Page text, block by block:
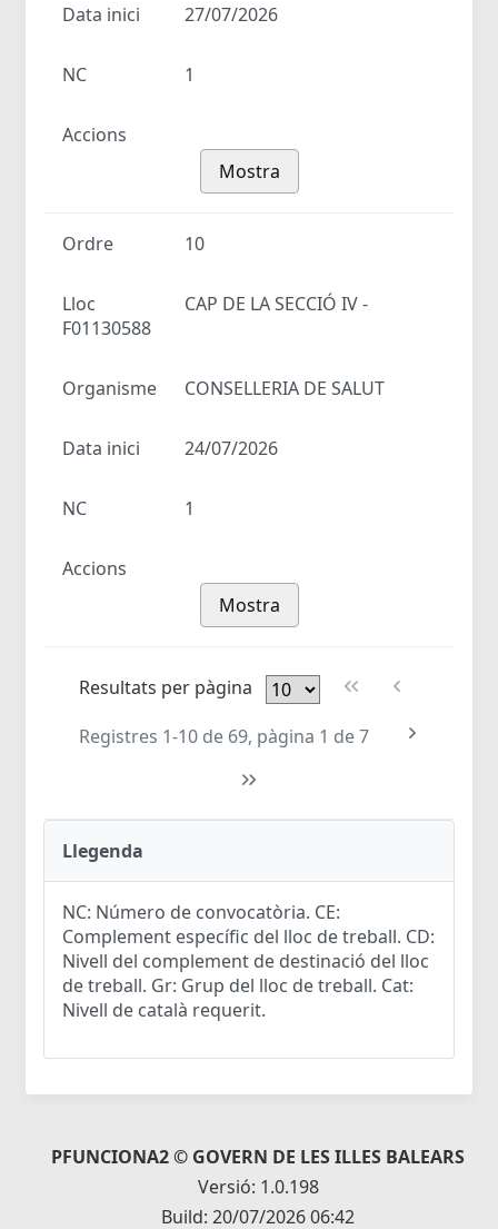
Data inici 27/07/2026
NC 1
Accions
Mostra
Ordre 10
Lloc
CAP DE LA SECCIÓ IV -
F01130588
Organisme CONSELLERIA DE SALUT
Data inici 24/07/2026
NC 1
Accions
Mostra
Resultats per pàgina
Registres 1-10 de 69, pàgina 1 de 7
Llegenda
NC: Número de convocatòria. CE:
Complement específic del lloc de treball. CD:
Nivell del complement de destinació del lloc
de treball. Gr: Grup del lloc de treball. Cat:
Nivell de català requerit.
PFUNCIONA2 © GOVERN DE LES ILLES BALEARS
Versió: 1.0.198
Build: 20/07/2026 06:42